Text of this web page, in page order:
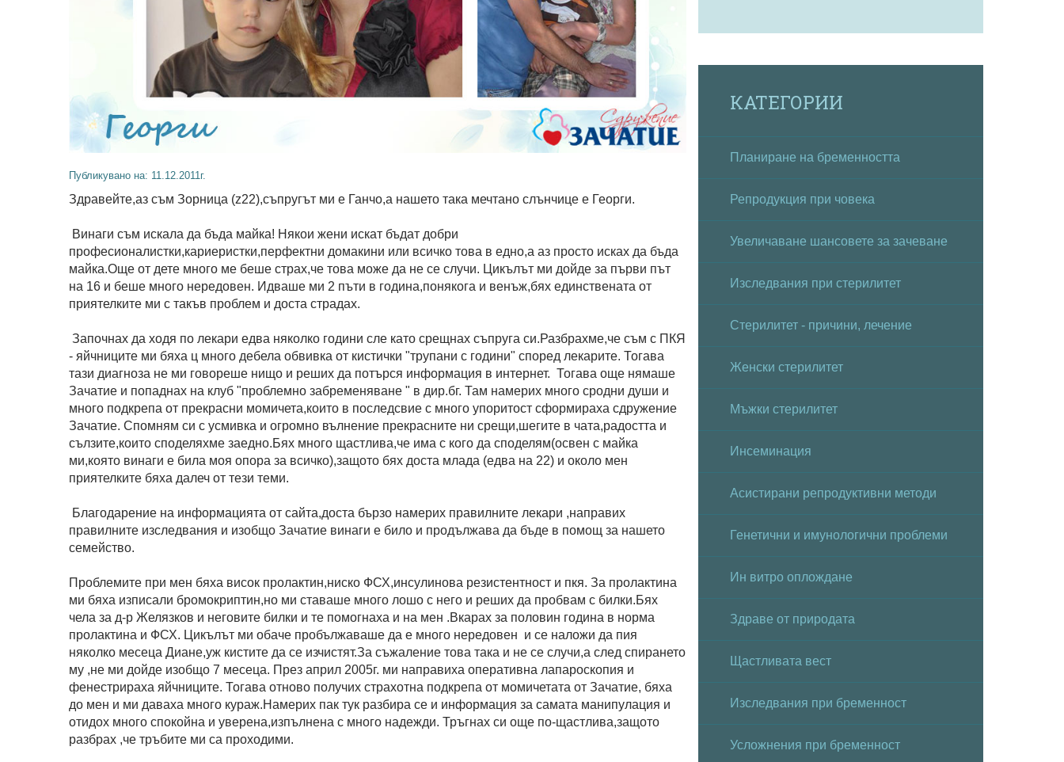
Публикувано на: 11.12.2011г.
Здравейте,аз съм Зорница (z22),съпругът ми е Ганчо,а нашето така мечтано слънчице е Георги.
Винаги съм искала да бъда майка! Някои жени искат бъдат добри
професионалистки,кариеристки,перфектни домакини или всичко това в едно,а аз просто исках да бъда
майка.Още от дете много ме беше страх,че това може да не се случи. Цикълът ми дойде за първи път
на 16 и беше много нередовен. Идваше ми 2 пъти в година,понякога и венъж,бях единствената от
приятелките ми с такъв проблем и доста страдах.
Започнах да ходя по лекари едва няколко години сле като срещнах съпруга си.Разбрахме,че съм с ПКЯ
- яйчниците ми бяха ц много дебела обвивка от кистички "трупани с години" според лекарите. Тогава
тази диагноза не ми говореше нищо и реших да потърся информация в интернет. Тогава още нямаше
Зачатие и попаднах на клуб "проблемно забременяване " в дир.бг. Там намерих много сродни души и
много подкрепа от прекрасни момичета,които в последсвие с много упоритост сформираха сдружение
Зачатие. Спомням си с усмивка и огромно вълнение прекрасните ни срещи,шегите в чата,радостта и
сълзите,които споделяхме заедно.Бях много щастлива,че има с кого да споделям(освен с майка
ми,която винаги е била моя опора за всичко),защото бях доста млада (едва на 22) и около мен
приятелките бяха далеч от тези теми.
Благодарение на информацията от сайта,доста бързо намерих правилните лекари ,направих
правилните изследвания и изобщо Зачатие винаги е било и продължава да бъде в помощ за нашето
семейство.
Проблемите при мен бяха висок пролактин,ниско ФСХ,инсулинова резистентност и пкя. За пролактина
ми бяха изписали бромокриптин,но ми ставаше много лошо с него и реших да пробвам с билки.Бях
чела за д-р Желязков и неговите билки и те помогнаха и на мен .Вкарах за половин година в норма
пролактина и ФСХ. Цикълът ми обаче пробължаваше да е много нередовен и се наложи да пия
няколко месеца Диане,уж кистите да се изчистят.За съжаление това така и не се случи,а след спирането
му ,не ми дойде изобщо 7 месеца. През април 2005г. ми направиха оперативна лапароскопия и
фенестрираха яйчниците. Тогава отново получих страхотна подкрепа от момичетата от Зачатие, бяха
до мен и ми даваха много кураж.Намерих пак тук разбира се и информация за самата манипулация и
отидох много спокойна и уверена,изпълнена с много надежди. Тръгнах си още по-щастлива,защото
разбрах ,че тръбите ми са проходими.
КАТЕГОРИИ
Планиране на бременността
Репродукция при човека
Увеличаване шансовете за зачеване
Изследвания при стерилитет
Стерилитет - причини, лечение
Женски стерилитет
Мъжки стерилитет
Инсеминация
Асистирани репродуктивни методи
Генетични и имунологични проблеми
Ин витро оплождане
Здраве от природата
Щастливата вест
Изследвания при бременност
Усложнения при бременност